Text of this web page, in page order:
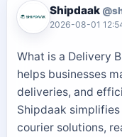
Shipdaak
2026-08-01
What is a Delivery
helps businesses
deliveries, and
Shipdaak
courier solutions,